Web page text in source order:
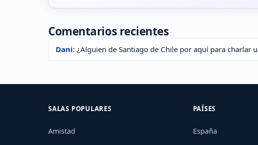
Comentarios recientes
Dani: ¿Alguien de Santiago de Chile por aquí para charlar
SALAS POPULARES
Amistad
PAÍSES
España